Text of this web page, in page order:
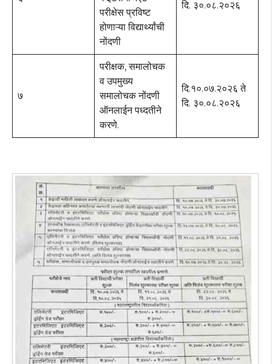
परीक्षेस प्रविष्ट
होणाऱ्या विद्यार्थ्यांची
नोंदणी
दि. ३०.०८.२०२६
७
परीक्षक, समालोचक
व उपमुख्य
समालोचक नोंदणी
ऑनलाईन पध्दतीने
करणे.
दि.१०.०७.२०२६ ते
दि. ३०.०८.२०२६